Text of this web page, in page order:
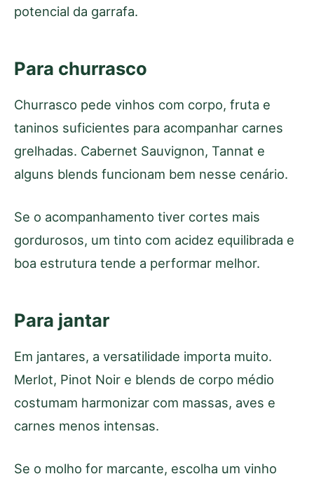
potencial da garrafa.
Para churrasco
Churrasco pede vinhos com corpo, fruta e
taninos suficientes para acompanhar carnes
grelhadas. Cabernet Sauvignon, Tannat e
alguns blends funcionam bem nesse cenário.
Se o acompanhamento tiver cortes mais
gordurosos, um tinto com acidez equilibrada e
boa estrutura tende a performar melhor.
Para jantar
Em jantares, a versatilidade importa muito.
Merlot, Pinot Noir e blends de corpo médio
costumam harmonizar com massas, aves e
carnes menos intensas.
Se o molho for marcante, escolha um vinho